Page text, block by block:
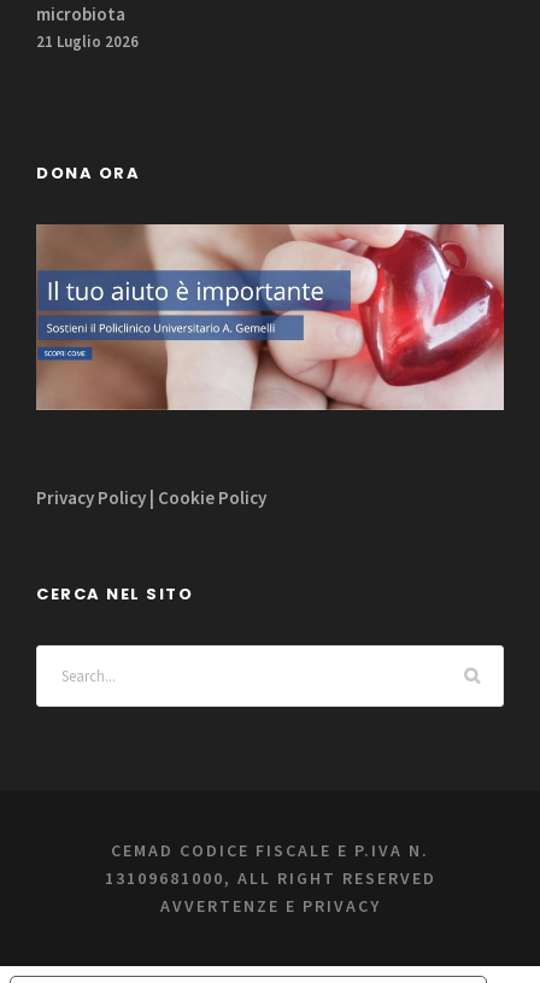
microbiota
21 Luglio 2026
DONA ORA
Privacy Policy | Cookie Policy
CERCA NEL SITO
CEMAD CODICE FISCALE E P.IVA N.
13109681000, ALL RIGHT RESERVED
AVVERTENZE E PRIVACY